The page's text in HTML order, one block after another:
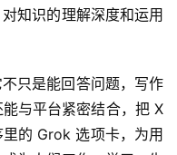
知识的理解深度和运用
只是能回答问题，写作
与平台紧密结合，把 X
的 Grok 选项卡，为用